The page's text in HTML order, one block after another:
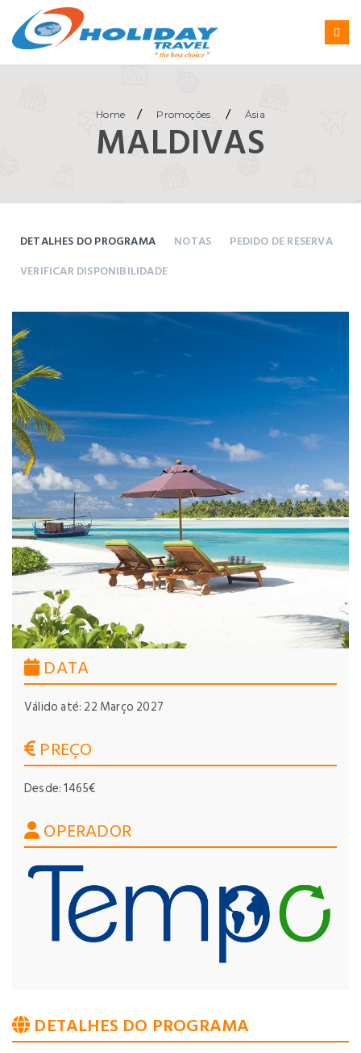
Home / Promoções / Ásia
MALDIVAS
DETALHES DO PROGRAMA NOTAS
PEDIDO DE RESERVA
VERIFICAR DISPONIBILIDADE
DATA
Válido até: 22 Março 2027
PREÇO
Desde: 1465€
OPERADOR
DETALHES DO PROGRAMA